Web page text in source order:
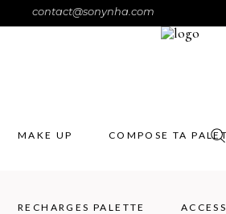
contact@sonynha.com
MAKE UP COMPOSE TA
RECHARGES PALETTE